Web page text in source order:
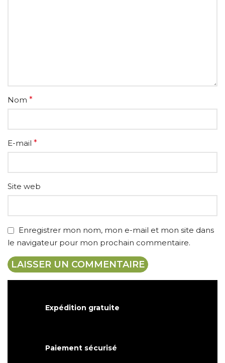
Nom *
E-mail *
Site web
Enregistrer mon nom, mon e-mail et mon site dans
le navigateur pour mon prochain commentaire.
Expédition gratuite
Paiement sécurisé